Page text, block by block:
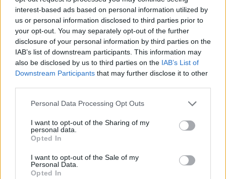
interest-based ads based on personal information utilized by
us or personal information disclosed to third parties prior to
your opt-out. You may separately opt-out of the further
disclosure of your personal information by third parties on the
IAB’s list of downstream participants. This information may
also be disclosed by us to third parties on the IAB’s List of
Downstream Participants that may further disclose it to other
Personal Data Processing Opt Outs
I want to opt-out of the Sharing of my
personal data.
Opted In
I want to opt-out of the Sale of my
Personal Data.
Opted In